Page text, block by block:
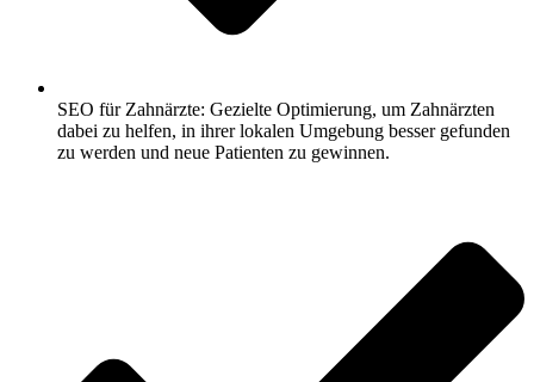
SEO für Zahnärzte: Gezielte Optimierung, um Zahnärzten
dabei zu helfen, in ihrer lokalen Umgebung besser gefunden
zu werden und neue Patienten zu gewinnen.